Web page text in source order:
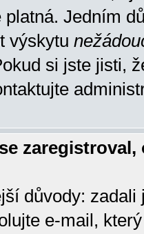
Jedním
výskytu
si jste jisti,
důvody:
e-mail,